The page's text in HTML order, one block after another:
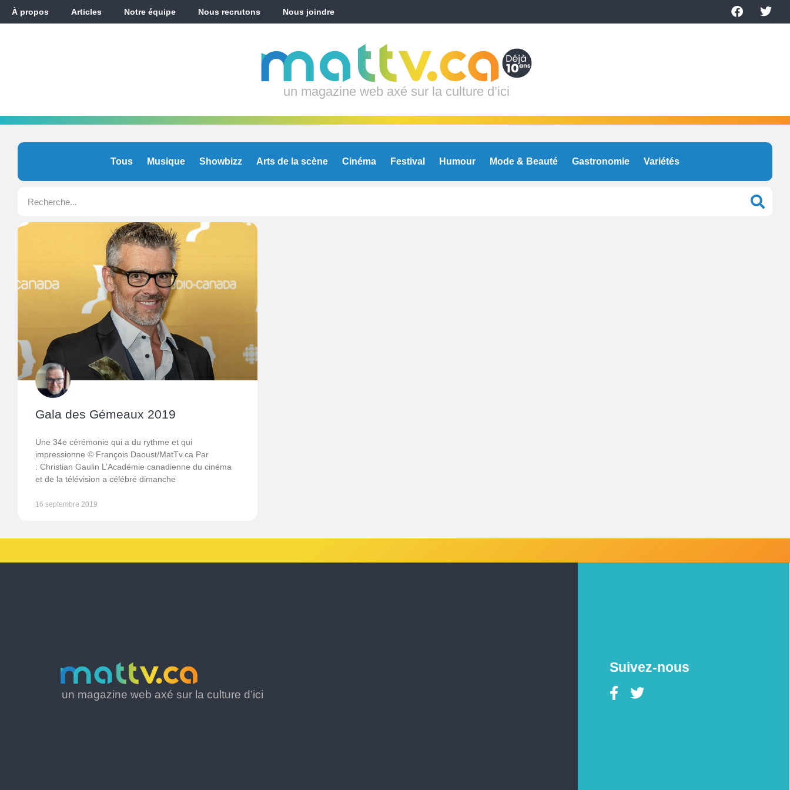
À propos Articles Notre équipe Nous recrutons Nous joindre
un magazine web axé sur la culture d’ici
Tous Musique Showbizz Arts de la scène Cinéma Festival Humour Mode & Beauté Gastronomie Variétés
Gala des Gémeaux 2019
Une 34e cérémonie qui a du rythme et qui
impressionne © François Daoust/MatTv.ca Par
: Christian Gaulin L’Académie canadienne du cinéma
et de la télévision a célébré dimanche
16 septembre 2019
un magazine web axé sur la culture d’ici
Suivez-nous